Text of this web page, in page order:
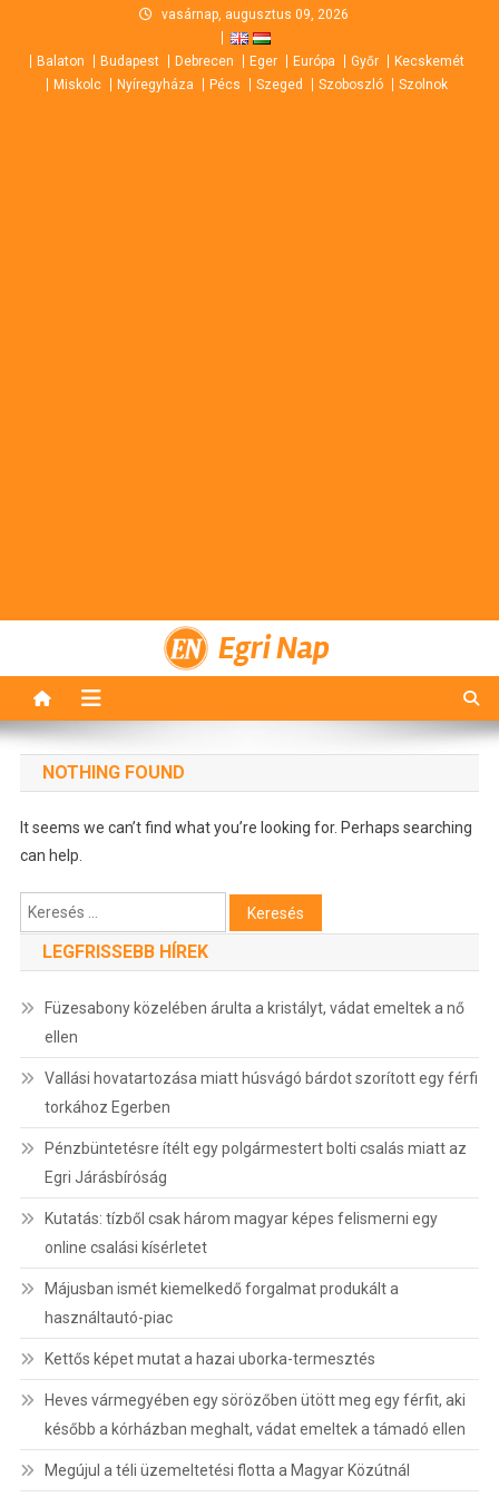
content
vasárnap, augusztus 09, 2026
Balaton Budapest Debrecen Eger Európa Győr
Kecskemét
Miskolc
Nyíregyháza Pécs Szeged Szoboszló Szolnok
Egri Nap
NOTHING FOUND
It seems we can’t find what you’re looking for. Perhaps searching
can help.
Keresés:
LEGFRISSEBB HÍREK
Füzesabony közelében árulta a kristályt, vádat emeltek a nő
ellen
Vallási hovatartozása miatt húsvágó bárdot szorított egy férfi
torkához Egerben
Pénzbüntetésre ítélt egy polgármestert bolti csalás miatt az
Egri Járásbíróság
Kutatás: tízből csak három magyar képes felismerni egy
online csalási kísérletet
Májusban ismét kiemelkedő forgalmat produkált a
használtautó-piac
Kettős képet mutat a hazai uborka-termesztés
Heves vármegyében egy sörözőben ütött meg egy férfit, aki
később a kórházban meghalt, vádat emeltek a támadó ellen
Megújul a téli üzemeltetési flotta a Magyar Közútnál